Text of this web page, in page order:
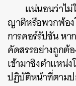
แน่นอนว่าไม่
ญาติหรือพวกพ้อง
การคอร์รัปชัน หา
คัดสรรอย่างถูก
เข้ามาชิงตำแหน่ง
ปฏิบัติหน้าที่ตาม